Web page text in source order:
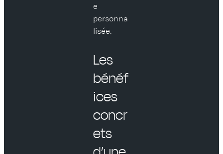
e
personna
lisée.
Les
bénéf
ices
concr
ets